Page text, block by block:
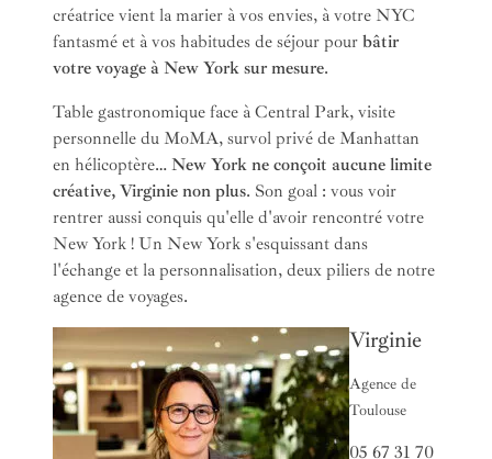
créatrice vient la marier à vos envies, à votre NYC
fantasmé et à vos habitudes de séjour pour bâtir
votre voyage à New York sur mesure.
Table gastronomique face à Central Park, visite
personnelle du MoMA, survol privé de Manhattan
en hélicoptère… New York ne conçoit aucune limite
créative, Virginie non plus. Son goal : vous voir
rentrer aussi conquis qu'elle d'avoir rencontré votre
New York ! Un New York s'esquissant dans
l'échange et la personnalisation, deux piliers de notre
agence de voyages.
Virginie
Agence de
Toulouse
05 67 31 70